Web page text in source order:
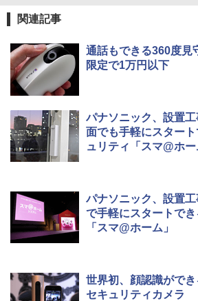
関連記事
通話もできる360度見
限定で1万円以下
パナソニック、設置
面でも手軽にスター
ュリティ「スマ@ホー
パナソニック、設置
で手軽にスタートで
「スマ@ホーム」
世界初、顔認識がで
セキュリティカメラ